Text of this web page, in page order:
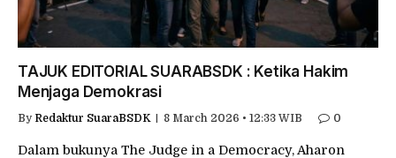
TAJUK EDITORIAL SUARABSDK : Ketika Hakim
Menjaga Demokrasi
By Redaktur SuaraBSDK 8 March 2026 • 12:33 WIB 0
Dalam bukunya The Judge in a Democracy, Aharon